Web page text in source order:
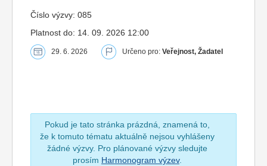
Číslo výzvy: 085
Platnost do: 14. 09. 2026 12:00
29. 6. 2026 Určeno pro: Veřejnost, Žadatel
Pokud je tato stránka prázdná, znamená to,
že k tomuto tématu aktuálně nejsou vyhlášeny
žádné výzvy. Pro plánované výzvy sledujte
prosím Harmonogram výzev.